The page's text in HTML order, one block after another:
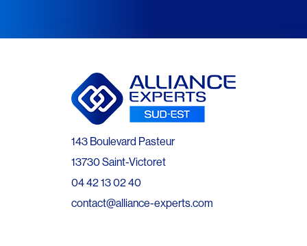
143 Boulevard Pasteur
13730 Saint-Victoret
04 42 13 02 40
contact@alliance-experts.com